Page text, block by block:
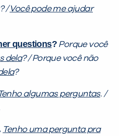
/Você pode me ajudar
questions? Porque você
dela? / Porque você não
?
algumas perguntas. /
Tenho uma pergunta pra